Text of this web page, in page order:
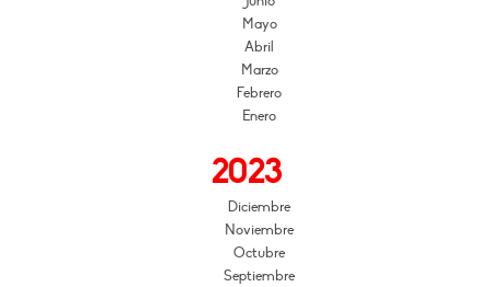
Mayo
Abril
Marzo
Febrero
Enero
2023
Diciembre
Noviembre
Octubre
Septiembre